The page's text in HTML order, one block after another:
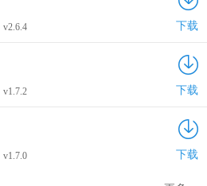
v2.6.4 下载
v1.7.2 下载
v1.7.0 下载